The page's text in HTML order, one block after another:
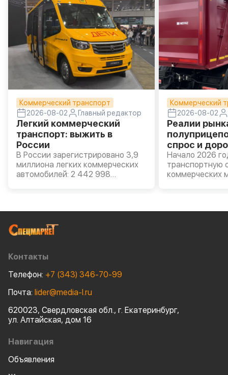
Коммерческий транспорт
2026-08-02
Главный редактор
Легкий коммерческий
транспорт: выжить в
России
В России зарегистрировано 3,9
миллиона легких коммерческих
автомобилей: 2 442 998
2026 года. Прирост за полгода –
2%, примерно поровну
отечественных и иномарок. По
расширении сегмента. Так чего
ждать от рынка? Будут ли
продаваться легкие грузовики?
Достигнуто ли дно?
Коммерческий
2026-08-02
Реалии
спрос и
Начало 2026
транспортную
коммерческих
среднем на
Навигация
Объявления
Контакты
Телефон: +7 (343) 346-70-99
Почта: lider@media-l.ru
620023, Свердловская обл., г. Екатеринбург,
ул. Алтайская, дом 16